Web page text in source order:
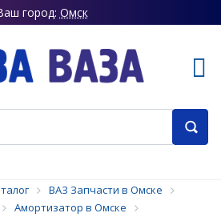
город: Омск
ВАЗ Запчасти в Омске
Амортизатор в Омске